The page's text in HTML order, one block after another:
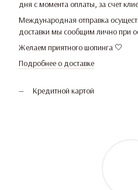
дня с момента оплаты, за счет
Международная отправка
доставки мы сообщим лично при
Желаем приятного шопинга 🤍
Подробнее о доставке
Кредитной картой